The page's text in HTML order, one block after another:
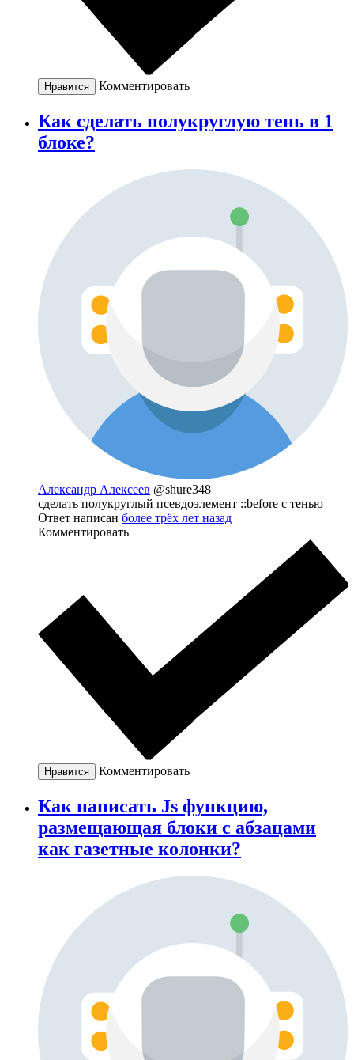
Нравится Комментировать
Как сделать полукруглую тень в 1
блоке?
Александр Алексеев @shure348
сделать полукруглый псевдоэлемент ::before с тенью
Ответ написан более трёх лет назад
Комментировать
Нравится Комментировать
Как написать Js функцию,
размещающая блоки с абзацами
как газетные колонки?